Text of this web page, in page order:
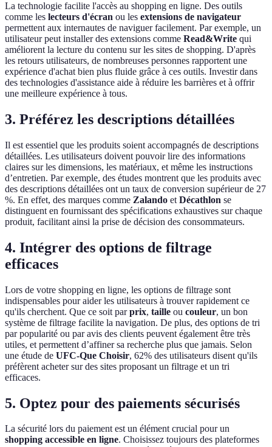
La technologie facilite l'accès au shopping en ligne. Des outils
comme les lecteurs d'écran ou les extensions de navigateur
permettent aux internautes de naviguer facilement. Par exemple, un
utilisateur peut installer des extensions comme Read&Write qui
améliorent la lecture du contenu sur les sites de shopping. D'après
les retours utilisateurs, de nombreuses personnes rapportent une
expérience d'achat bien plus fluide grâce à ces outils. Investir dans
des technologies d'assistance aide à réduire les barrières et à offrir
une meilleure expérience à tous.
3. Préférez les descriptions détaillées
Il est essentiel que les produits soient accompagnés de descriptions
détaillées. Les utilisateurs doivent pouvoir lire des informations
claires sur les dimensions, les matériaux, et même les instructions
d’entretien. Par exemple, des études montrent que les produits avec
des descriptions détaillées ont un taux de conversion supérieur de 27
%. En effet, des marques comme Zalando et Décathlon se
distinguent en fournissant des spécifications exhaustives sur chaque
produit, facilitant ainsi la prise de décision des consommateurs.
4. Intégrer des options de filtrage
efficaces
Lors de votre shopping en ligne, les options de filtrage sont
indispensables pour aider les utilisateurs à trouver rapidement ce
qu'ils cherchent. Que ce soit parprix, taille ou couleur, un bon
système de filtrage facilite la navigation. De plus, des options de tri
par popularité ou par avis des clients peuvent également être très
utiles, et permettent d’affiner sa recherche plus que jamais. Selon
une étude de UFC-Que Choisir, 62% des utilisateurs disent qu'ils
préfèrent acheter sur des sites proposant un filtrage et un tri
efficaces.
5. Optez pour des paiements sécurisés
La sécurité lors du paiement est un élément crucial pour un
shopping accessible en ligne. Choisissez toujours des plateformes